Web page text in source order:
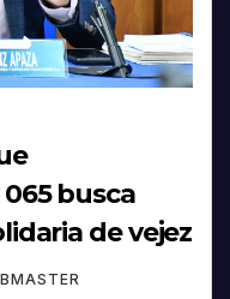
busca
de vejez